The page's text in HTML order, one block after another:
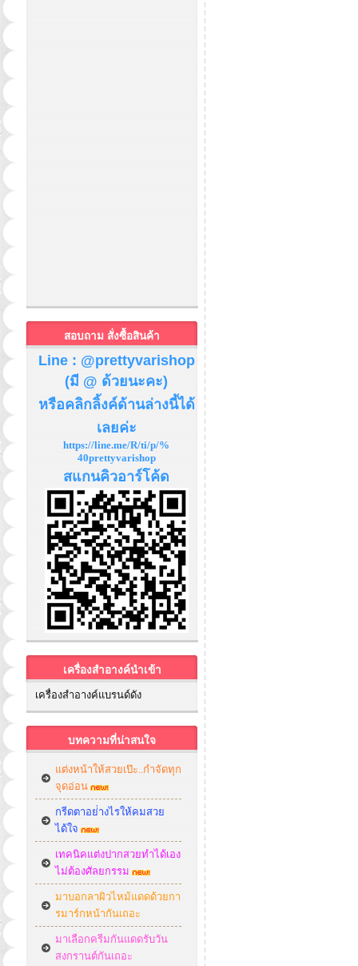
สอบถาม สั่งซื้อสินค้า
Line : @prettyvarishop
(มี @ ด้วยนะคะ)
หรือคลิกลิ้งค์ด้านล่างนี้ได้
เลยค่ะ
https://line.me/R/ti/p/%
40prettyvarishop
สแกนคิวอาร์โค้ด
เครื่องสำอางค์นำเข้า
เครื่องสำอางค์แบรนด์ดัง
บทความที่น่าสนใจ
แต่งหน้าให้สวยเป๊ะ..กำจัดทุก
จุดอ่อน
กรีดตาอย่่างไรให้คมสวย
ได้ใจ
เทคนิคแต่งปากสวยทำได้เอง
ไม่ต้องศัลยกรรม
มาบอกลาผิวไหม้แดดด้วยกา
รมาร์กหน้ากันเถอะ
มาเลือกครีมกันแดดรับวัน
สงกรานต์กันเถอะ